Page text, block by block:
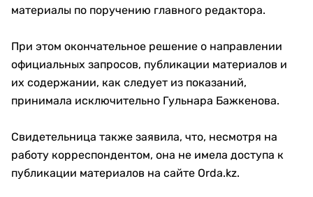
материалы по поручению главного редактора.
При этом окончательное решение о направлении
официальных запросов, публикации материалов и
их содержании, как следует из показаний,
принимала исключительно Гульнара Бажкенова.
Свидетельница также заявила, что, несмотря на
работу корреспондентом, она не имела доступа к
публикации материалов на сайте Orda.kz.